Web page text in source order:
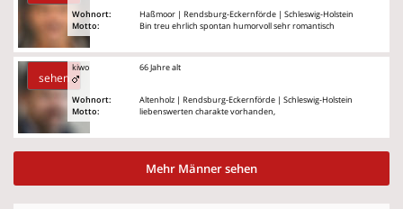
Wohnort:
Motto:
Haßmoor | Rendsburg-Eckernförde | Schleswig-Holstein
Bin treu ehrlich spontan humorvoll sehr romantisch
sehen
kiwo
Wohnort:
Motto:
66 Jahre alt
Altenholz | Rendsburg-Eckernförde | Schleswig-Holstein
liebenswerten charakte vorhanden,
Mehr Männer sehen